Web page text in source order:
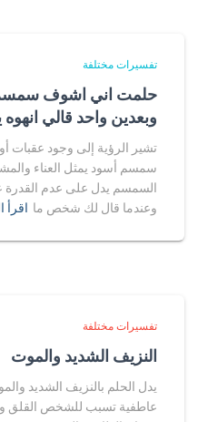
تفسيرات مختلفة
حلمت اني اشوف
وبعدين واحد قالي
تشير الرؤية إلى وجود عقبات
سمسم أسود يمثل العناء
السمسم يدل على عدم القدرة
وعندما قال لك شخص ما اقرأ
تفسيرات مختلفة
النزيف الشديد والموت
يدل الحلم بالنزيف الشديد
عاطفية تسبب للشخص القلق